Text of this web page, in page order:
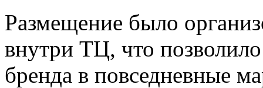
Размещение было
внутри ТЦ, что
бренда в повседневные